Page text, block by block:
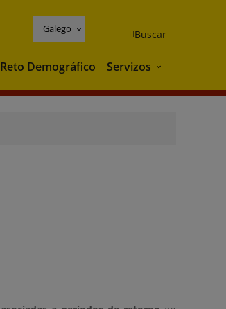
Galego Buscar
ambiente
Reto Demográfico Servizos Servizos